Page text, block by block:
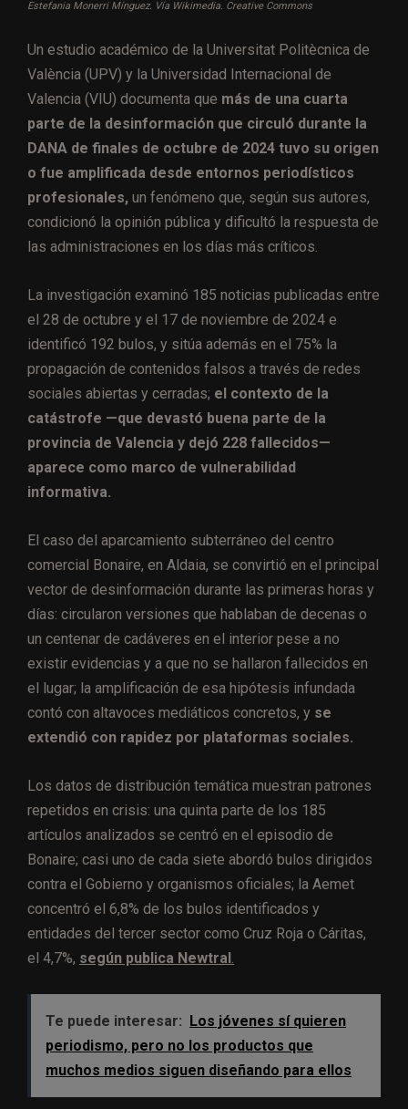
Estefania Monerri Mínguez. Vía Wikimedia. Creative Commons
Un estudio académico de la Universitat Politècnica de
València (UPV) y la Universidad Internacional de
Valencia (VIU) documenta que más de una cuarta
parte de la desinformación que circuló durante la
DANA de finales de octubre de 2024 tuvo su origen
o fue amplificada desde entornos periodísticos
profesionales, un fenómeno que, según sus autores,
condicionó la opinión pública y dificultó la respuesta de
las administraciones en los días más críticos.
La investigación examinó 185 noticias publicadas entre
el 28 de octubre y el 17 de noviembre de 2024 e
identificó 192 bulos, y sitúa además en el 75% la
propagación de contenidos falsos a través de redes
sociales abiertas y cerradas; el contexto de la
catástrofe —que devastó buena parte de la
provincia de Valencia y dejó 228 fallecidos—
aparece como marco de vulnerabilidad
informativa.
El caso del aparcamiento subterráneo del centro
comercial Bonaire, en Aldaia, se convirtió en el principal
vector de desinformación durante las primeras horas y
días: circularon versiones que hablaban de decenas o
un centenar de cadáveres en el interior pese a no
existir evidencias y a que no se hallaron fallecidos en
el lugar; la amplificación de esa hipótesis infundada
contó con altavoces mediáticos concretos, y se
extendió con rapidez por plataformas sociales.
Los datos de distribución temática muestran patrones
repetidos en crisis: una quinta parte de los 185
artículos analizados se centró en el episodio de
Bonaire; casi uno de cada siete abordó bulos dirigidos
contra el Gobierno y organismos oficiales; la Aemet
concentró el 6,8% de los bulos identificados y
entidades del tercer sector como Cruz Roja o Cáritas,
el 4,7%, según publica Newtral
Te puede interesar: Los jóvenes sí quieren
periodismo, pero no los productos que
muchos medios siguen diseñando para ellos